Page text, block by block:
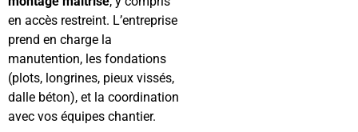
en accès restreint. L’entreprise
prend en charge la
manutention, les fondations
(plots, longrines, pieux vissés,
dalle béton), et la coordination
avec vos équipes chantier.